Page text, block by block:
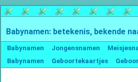
Babynamen: betekenis, bekende
Babynamen Jongensnamen
Babynamen
Geboortekaartjes